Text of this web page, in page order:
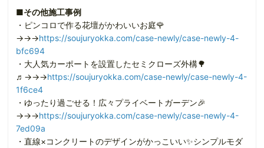
■その他施工事例
・ピンコロで作る花壇がかわいいお庭🌹
→→→https://soujuryokka.com/case-newly/case-newly-4-
bfc694
・大人気カーポートを設置したセミクローズ外構🌳
♬→→→https://soujuryokka.com/case-newly/case-newly-4-
1f6ce4
・ゆったり過ごせる！広々プライベートガーデン🎉
→→→https://soujuryokka.com/case-newly/case-newly-4-
7ed09a
・直線×コンクリートのデザインがかっこいい✨シンプルモダ